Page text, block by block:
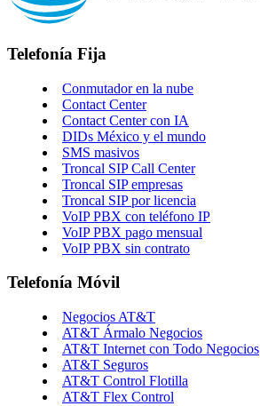
Telefonía Fija
Conmutador en la nube
Contact Center
Contact Center con IA
DIDs México y el mundo
SMS masivos
Troncal SIP Call Center
Troncal SIP empresas
Troncal SIP por licencia
VoIP PBX con teléfono IP
VoIP PBX pago mensual
VoIP PBX sin contrato
Telefonía Móvil
Negocios AT&T
AT&T Ármalo Negocios
AT&T Internet con Todo Negocios
AT&T Seguros
AT&T Control Flotilla
AT&T Flex Control